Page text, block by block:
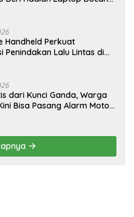
Handheld Perkuat
Penindakan Lalu Lintas di
dari Kunci Ganda, Warga
Bisa Pasang Alarm Motor